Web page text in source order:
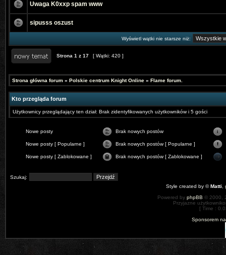
Uwaga K0xxp spam www
sipusss oszust
Wyświetl wątki nie starsze niż:
Strona 1 z 17 [ Wątki: 420 ]
Strona główna forum » Polskie centrum Knight Online » Flame forum.
Kto przegląda forum
Użytkownicy przeglądający ten dział: Brak zidentyfikowanych użytkowników i 5 gości
Nowe posty Brak nowych postów
Nowe posty [ Popularne ] Brak nowych postów [ Popularne ]
Nowe posty [ Zablokowane ] Brak nowych postów [ Zablokowane ]
Szukaj:
Style created by ©Matti
Powered by phpBB © 2000,
Przyjazne
[ Time :
Sponsorem